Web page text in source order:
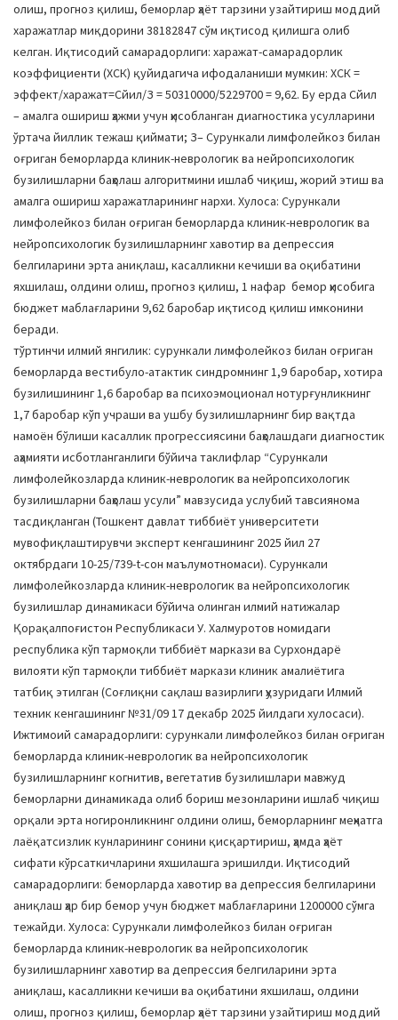
олиш, прогноз қилиш, беморлар ҳаёт тарзини узайтириш моддий
харажатлар миқдорини 38182847 сўм иқтисод қилишга олиб
келган. Иқтисодий самарадорлиги: харажат-самарадорлик
коэффициенти (ХСК) қуйидагича ифодаланиши мумкин: ХСК =
эффект/харажат=Cйил/З = 50310000/5229700 = 9,62. Бу ерда Cйил
– амалга ошириш ҳажми учун ҳисобланган диагностика усулларини
ўртача йиллик тежаш қиймати; З– Сурункали лимфолейкоз билан
оғриган беморларда клиник-неврологик ва нейропсихологик
бузилишларни баҳолаш алгоритмини ишлаб чиқиш, жорий этиш ва
амалга ошириш харажатларининг нархи. Хулоса: Сурункали
лимфолейкоз билан оғриган беморларда клиник-неврологик ва
нейропсихологик бузилишларнинг хавотир ва депрессия
белгиларини эрта аниқлаш, касалликни кечиши ва оқибатини
яхшилаш, олдини олиш, прогноз қилиш, 1 нафар бемор ҳисобига
бюджет маблағларини 9,62 баробар иқтисод қилиш имконини
беради.
тўртинчи илмий янгилик: сурункали лимфолейкоз билан оғриган
беморларда вестибуло-атактик синдромнинг 1,9 баробар, хотира
бузилишининг 1,6 баробар ва психоэмоционал нотурғунликнинг
1,7 баробар кўп учраши ва ушбу бузилишларнинг бир вақтда
намоён бўлиши касаллик прогрессиясини баҳолашдаги диагностик
аҳамияти исботланганлиги бўйича таклифлар “Сурункали
лимфолейкозларда клиник-неврологик ва нейропсихологик
бузилишларни баҳолаш усули” мавзусида услубий тавсиянома
тасдиқланган (Тошкент давлат тиббиёт университети
мувофиқлаштирувчи эксперт кенгашининг 2025 йил 27
октябрдаги 10-25/739-t-сон маълумотномаси). Сурункали
лимфолейкозларда клиник-неврологик ва нейропсихологик
бузилишлар динамикаси бўйича олинган илмий натижалар
Қорақалпоғистон Республикаси У. Халмуротов номидаги
республика кўп тармоқли тиббиёт маркази ва Сурхондарё
вилояти кўп тармоқли тиббиёт маркази клиник амалиётига
татбиқ этилган (Соғлиқни сақлаш вазирлиги ҳузуридаги Илмий
техник кенгашининг №31/09 17 декабр 2025 йилдаги хулосаси).
Ижтимоий самарадорлиги: сурункали лимфолейкоз билан оғриган
беморларда клиник-неврологик ва нейропсихологик
бузилишларнинг когнитив, вегетатив бузилишлари мавжуд
беморларни динамикада олиб бориш мезонларини ишлаб чиқиш
орқали эрта ногиронликнинг олдини олиш, беморларнинг меҳнатга
лаёқатсизлик кунларининг сонини қисқартириш, ҳамда ҳаёт
сифати кўрсаткичларини яхшилашга эришилди. Иқтисодий
самарадорлиги: беморларда хавотир ва депрессия белгиларини
аниқлаш ҳар бир бемор учун бюджет маблағларини 1200000 сўмга
тежайди. Хулоса: Сурункали лимфолейкоз билан оғриган
беморларда клиник-неврологик ва нейропсихологик
бузилишларнинг хавотир ва депрессия белгиларини эрта
аниқлаш, касалликни кечиши ва оқибатини яхшилаш, олдини
олиш, прогноз қилиш, беморлар ҳаёт тарзини узайтириш моддий